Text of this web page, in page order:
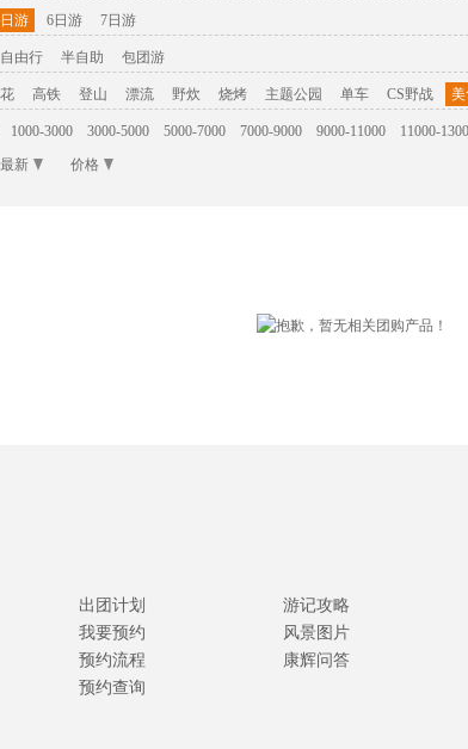
游 6日游 7日游
自由行 半自助 包团游
高铁 登山 漂流 野炊 烧烤 主题公园 单车 CS野战 美
1000-3000 3000-5000 5000-7000 7000-9000 9000-11000 11000-
最新 价格
出团计划
我要预约
预约流程
预约查询
游记攻略
风景图片
康辉问答